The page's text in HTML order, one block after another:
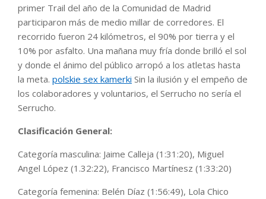
primer Trail del año de la Comunidad de Madrid
participaron más de medio millar de corredores. El
recorrido fueron 24 kilómetros, el 90% por tierra y el
10% por asfalto. Una mañana muy fría donde brilló el sol
y donde el ánimo del público arropó a los atletas hasta
la meta. polskie sex kamerki Sin la ilusión y el empeño de
los colaboradores y voluntarios, el Serrucho no sería el
Serrucho.
Clasificación General:
Categoría masculina: Jaime Calleja (1:31:20), Miguel
Angel López (1.32:22), Francisco Martínesz (1:33:20)
Categoría femenina: Belén Díaz (1:56:49), Lola Chico